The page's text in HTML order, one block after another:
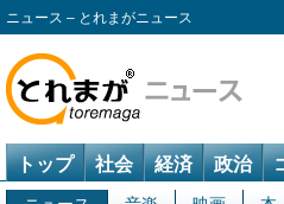
ニュース – とれまがニュース
トップ 社会 経済 政治